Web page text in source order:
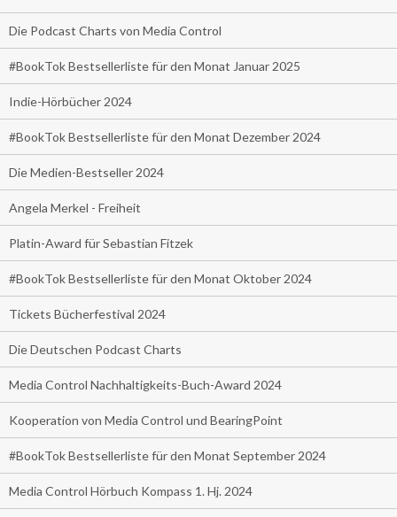
Die Podcast Charts von Media Control
#BookTok Bestsellerliste für den Monat Januar 2025
Indie-Hörbücher 2024
#BookTok Bestsellerliste für den Monat Dezember 2024
Die Medien-Bestseller 2024
Angela Merkel - Freiheit
Platin-Award für Sebastian Fitzek
#BookTok Bestsellerliste für den Monat Oktober 2024
Tickets Bücherfestival 2024
Die Deutschen Podcast Charts
Media Control Nachhaltigkeits-Buch-Award 2024
Kooperation von Media Control und BearingPoint
#BookTok Bestsellerliste für den Monat September 2024
Media Control Hörbuch Kompass 1. Hj. 2024